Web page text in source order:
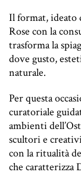
Il format, ideato
Rose con la
trasforma la
dove gusto,
naturale.
Per questa
curatoriale
ambienti
scultori e
con la ritualità
che caratterizza